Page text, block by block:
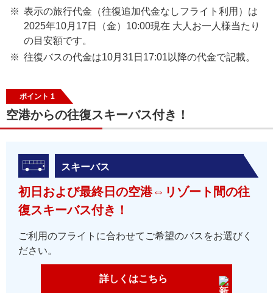
表示の旅行代金（往復追加代金なしフライト利用）は
2025年10月17日（金）10:00現在 大人お一人様当たり
の目安額です。
往復バスの代金は10月31日17:01以降の代金で記載。
ポイント 1
空港からの往復スキーバス付き！
スキーバス
初日および最終日の空港⇔リゾート間の往
復スキーバス付き！
ご利用のフライトに合わせてご希望のバスをお選びく
ださい。
詳しくはこちら